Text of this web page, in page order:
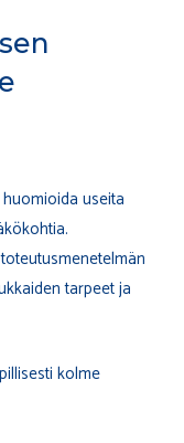
useita
tarpeet ja
kolme